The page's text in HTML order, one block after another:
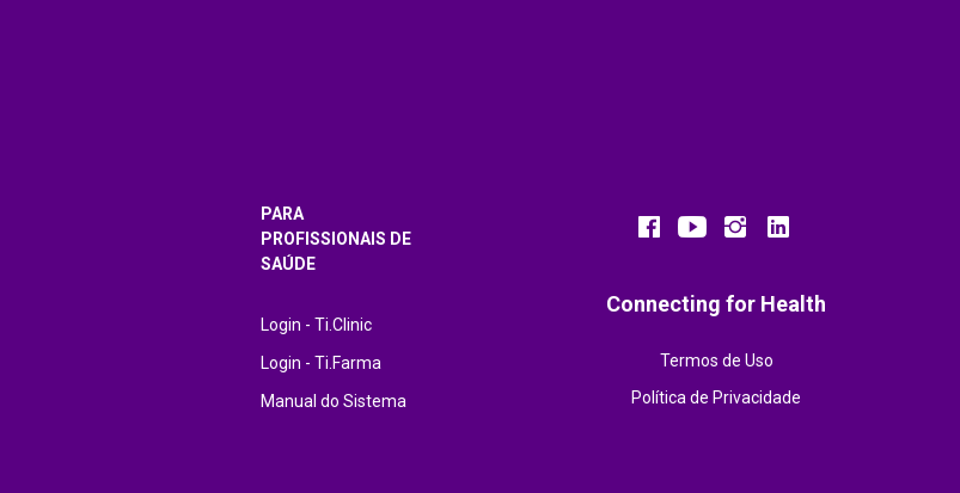
PARA
PROFISSIONAIS DE
SAÚDE
Login - Ti.Clinic
Login - Ti.Farma
Manual do Sistema
Connecting for Health
Termos de Uso
Política de Privacidade